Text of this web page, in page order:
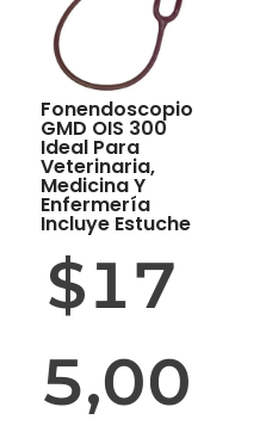
Fonendoscopio
GMD OIS 300
Ideal Para
Veterinaria,
Medicina Y
Enfermería
Incluye Estuche
$17
5,00